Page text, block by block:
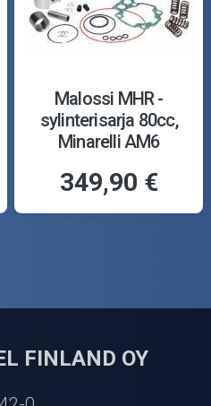
Malossi MHR -
sylinterisarja 80cc,
Minarelli AM6
349,90 €
FINLAND OY